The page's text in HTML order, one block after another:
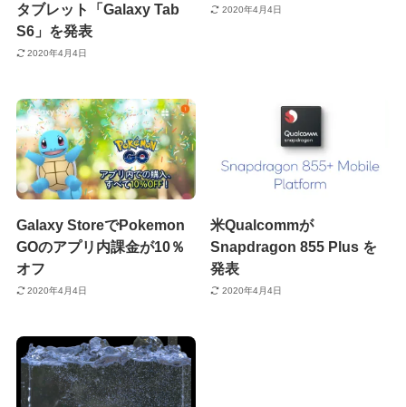
タブレット「Galaxy Tab
S6」を発表
2020年4月4日
2020年4月4日
Galaxy StoreでPokemon
GOのアプリ内課金が10％
オフ
2020年4月4日
米Qualcommが
Snapdragon 855 Plus を
発表
2020年4月4日